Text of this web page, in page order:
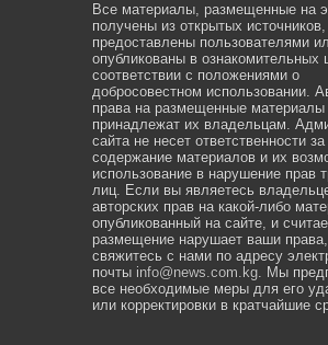
Все материалы, размещенные на
получены из открытых источников,
предоставлены пользователями
опубликованы в ознакомительных
соответствии с положениями о
добросовестном использовании.
права на размещенные материалы
принадлежат их владельцам.
сайта не несет ответственности за
содержание материалов и их
использование в нарушение прав
лиц. Если вы являетесь
авторских прав на какой-либо
опубликованный на сайте, и
размещение нарушает ваши права,
свяжитесь с нами по адресу
почты info@news.com.kg. Мы
все необходимые меры для его
или корректировки в кратчайшие